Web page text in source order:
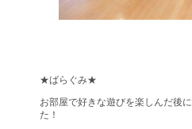
★ばらぐみ★
お部屋で好きな遊びを楽しんだ後
た！